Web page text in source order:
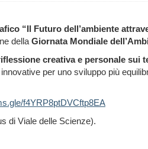
“Il Futuro dell’ambiente
della Giornata Mondiale
creativa e personale sui
per uno sviluppo più
f4YRP8ptDVCftp8EA
di Viale delle Scienze).